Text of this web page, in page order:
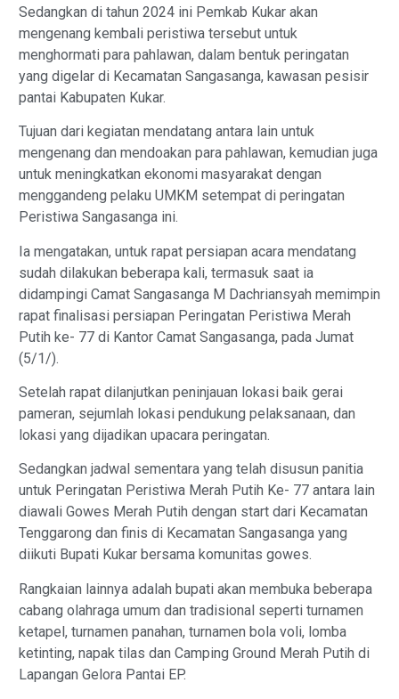
Sedangkan di tahun 2024 ini Pemkab Kukar akan
mengenang kembali peristiwa tersebut untuk
menghormati para pahlawan, dalam bentuk peringatan
yang digelar di Kecamatan Sangasanga, kawasan pesisir
pantai Kabupaten Kukar.
Tujuan dari kegiatan mendatang antara lain untuk
mengenang dan mendoakan para pahlawan, kemudian juga
untuk meningkatkan ekonomi masyarakat dengan
menggandeng pelaku UMKM setempat di peringatan
Peristiwa Sangasanga ini.
Ia mengatakan, untuk rapat persiapan acara mendatang
sudah dilakukan beberapa kali, termasuk saat ia
didampingi Camat Sangasanga M Dachriansyah memimpin
rapat finalisasi persiapan Peringatan Peristiwa Merah
Putih ke- 77 di Kantor Camat Sangasanga, pada Jumat
(5/1/).
Setelah rapat dilanjutkan peninjauan lokasi baik gerai
pameran, sejumlah lokasi pendukung pelaksanaan, dan
lokasi yang dijadikan upacara peringatan.
Sedangkan jadwal sementara yang telah disusun panitia
untuk Peringatan Peristiwa Merah Putih Ke- 77 antara lain
diawali Gowes Merah Putih dengan start dari Kecamatan
Tenggarong dan finis di Kecamatan Sangasanga yang
diikuti Bupati Kukar bersama komunitas gowes.
Rangkaian lainnya adalah bupati akan membuka beberapa
cabang olahraga umum dan tradisional seperti turnamen
ketapel, turnamen panahan, turnamen bola voli, lomba
ketinting, napak tilas dan Camping Ground Merah Putih di
Lapangan Gelora Pantai EP.